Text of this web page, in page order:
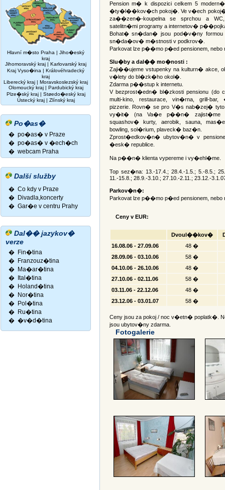
Hlavní m�sto Praha | Jiho�eský
kraj
Jihomoravský kraj | Karlovarský kraj
Kraj Vyso�ina | Královéhradecký
kraj
Liberecký kraj | Moravskoslezský kraj
Olomoucký kraj| Pardubický kraj
Plze�ský kraj| Støedo�eský kraj
Ústecký kraj| Zlínský kraj
Po�as�
� po�as� v Praze
� po�as� v �ech�ch
� webcam Praha
Další služby
� Co kdy v Praze
� Divadla,koncerty
� Gar�e v centru Prahy
Dal�� jazykov�
verze
� Fin�tina
� Franzouz�tina
� Ma�ar�tina
�
Ital�tina
� Holand�tina
� Nor�tina
� Pol�tina
� Ru�tina
� �v�d�tina
Pension m� k dispozici celkem 5
�ty�l��kov�ch pokoj�. Ve v�ech
za��zen�-koupelna se sprchou a
satelitn�mi programy a internetov�
Bohat� sn�dan� jsou pod�v�ny
sn�da�ov� m�stnosti v podkrov�.
Parkovat lze p��mo p�ed pensionem, nebo
Slu�by a dal�� mo�nosti :
Zaji��ujeme vstupenky na kulturn� akce,
v�lety do bl�zk�ho okol�.
Zdarma p��stup k internetu.
V bezprost�edn� bl�zkosti pensionu (do
multi-kino, restaurace, vin�rna, grill-
pizzerie. Rovn� se pro V�s nab�zej�
vy�it� (na Va�e p��n� zajist�me
squashov� kurty, aerobik, sauna,
bowling, sol�rium, plaveck� baz�n.
Zprost�edkov�n� ubytov�n� v
�esk� republice.
Na p��n� klienta vypereme i vy�ehl�me.
Top sez�na: 13.-17.4.; 28.4.-1.5.; 5.-8.5.;
11.-15.8.; 28.9.-3.10.; 27.10.-2.11.; 23.12.-
Parkov�n�:
Parkovat lze p��mo p�ed pensionem, nebo
Ceny v EUR:
Dvoul��kov�
16.08.06 - 27.09.06
48 �
28.09.06 - 03.10.06
58 �
04.10.06 - 26.10.06
48 �
27.10.06 - 02.11.06
58 �
03.11.06 - 22.12.06
48 �
23.12.06 - 03.01.07
58 �
Ceny jsou za pokoj / noc v�etn� poplatk�.
jsou ubytov�ny zdarma.
Fotogalerie